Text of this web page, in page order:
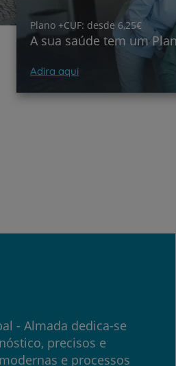
Plano +CUF: desde 6,25€
A sua saúde tem um Plano
Adira aqui
- Almada dedica-se
precisos e
e processos